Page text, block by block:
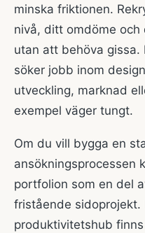
minska friktionen.
nivå, ditt omdöme
utan att behöva gissa.
söker jobb inom
utveckling, marknad
exempel väger tungt.
Om du vill bygga en
ansökningsprocessen
portfolion som en del
fristående sidoprojekt.
produktivitetshub